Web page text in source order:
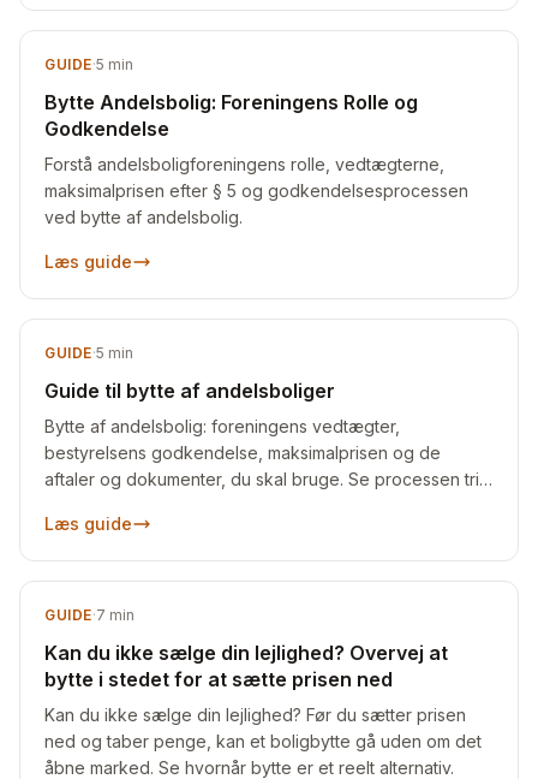
GUIDE·5 min
Bytte Andelsbolig: Foreningens Rolle og
Godkendelse
Forstå andelsboligforeningens rolle, vedtægterne,
maksimalprisen efter § 5 og godkendelsesprocessen
ved bytte af andelsbolig.
Læs guide
GUIDE·5 min
Guide til bytte af andelsboliger
Bytte af andelsbolig: foreningens vedtægter,
bestyrelsens godkendelse, maksimalprisen og de
aftaler og dokumenter, du skal bruge. Se processen trin
Læs guide
GUIDE·7 min
Kan du ikke sælge din lejlighed? Overvej at
bytte i stedet for at sætte prisen ned
Kan du ikke sælge din lejlighed? Før du sætter prisen
ned og taber penge, kan et boligbytte gå uden om det
åbne marked. Se hvornår bytte er et reelt alternativ.